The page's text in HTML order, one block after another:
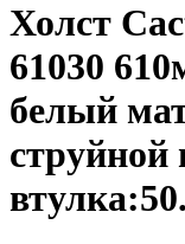
Холст
61030
белый
струйной